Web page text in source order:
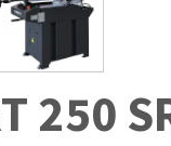
à ruban
APPLIQUÉS
agrippant
250